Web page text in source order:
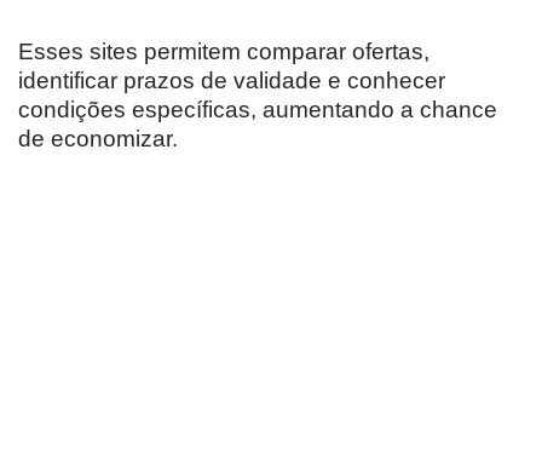
Esses sites permitem comparar ofertas,
identificar prazos de validade e conhecer
condições específicas, aumentando a chance
de economizar.